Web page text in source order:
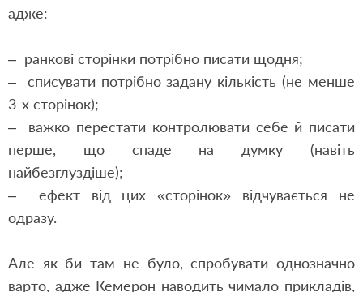
адже:
– ранкові сторінки потрібно писати щодня;
– списувати потрібно задану кількість (не менше
3-х сторінок);
– важко перестати контролювати себе й писати
перше, що спаде на думку (навіть
найбезглуздіше);
– ефект від цих «сторінок» відчувається не
одразу.
Але як би там не було, спробувати однозначно
варто, адже Кемерон наводить чимало прикладів,